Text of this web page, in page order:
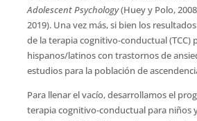
Adolescent Psychology(Huey y Polo,
2019). Una vez más, si bien los
de la terapia cognitivo-conductual (TCC)
hispanos/latinos con trastornos de
estudios para la población de
Para llenar el vacío, desarrollamos el
terapia cognitivo-conductual para niños